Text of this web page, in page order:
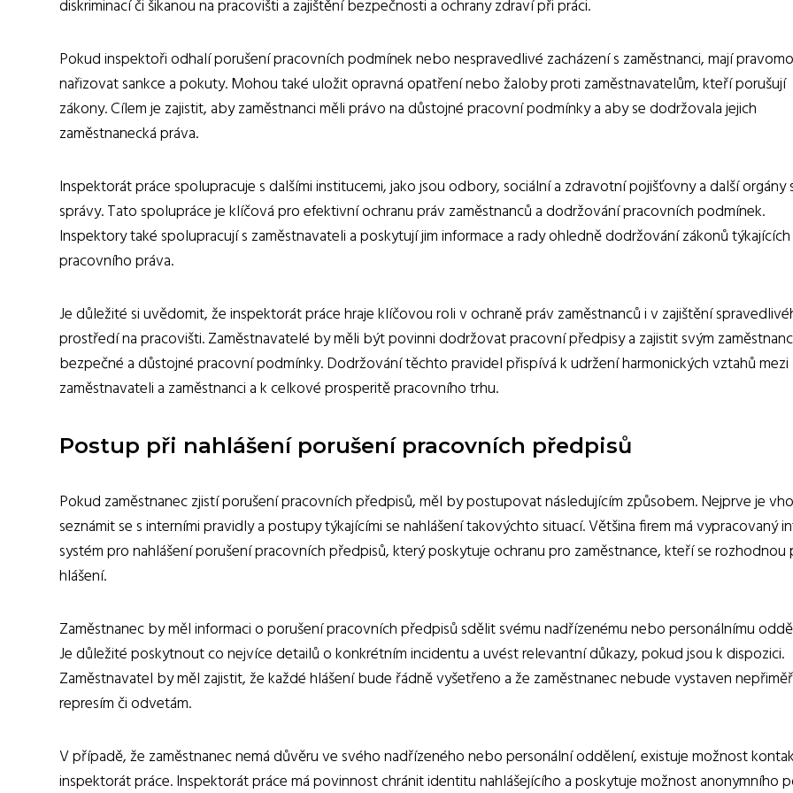
diskriminací či šikanou na pracovišti a zajištění bezpečnosti a ochrany zdraví při práci.
Pokud inspektoři odhalí porušení pracovních podmínek nebo nespravedlivé zacházení s zaměstnanci, mají
nařizovat sankce a pokuty. Mohou také uložit opravná opatření nebo žaloby proti zaměstnavatelům, kteří porušují
zákony. Cílem je zajistit, aby zaměstnanci měli právo na důstojné pracovní podmínky a aby se dodržovala jejich
zaměstnanecká práva.
Inspektorát práce spolupracuje s dalšími institucemi, jako jsou odbory, sociální a zdravotní pojišťovny a další orgány
správy. Tato spolupráce je klíčová pro efektivní ochranu práv zaměstnanců a dodržování pracovních podmínek.
Inspektory také spolupracují s zaměstnavateli a poskytují jim informace a rady ohledně dodržování zákonů týkajících
pracovního práva.
Je důležité si uvědomit, že inspektorát práce hraje klíčovou roli v ochraně práv zaměstnanců i v zajištění
prostředí na pracovišti. Zaměstnavatelé by měli být povinni dodržovat pracovní předpisy a zajistit svým
bezpečné a důstojné pracovní podmínky. Dodržování těchto pravidel přispívá k udržení harmonických vztahů mezi
zaměstnavateli a zaměstnanci a k celkové prosperitě pracovního trhu.
Postup při nahlášení porušení pracovních předpisů
Pokud zaměstnanec zjistí porušení pracovních předpisů, měl by postupovat následujícím způsobem. Nejprve je
seznámit se s interními pravidly a postupy týkajícími se nahlášení takovýchto situací. Většina firem má vypracovaný
systém pro nahlášení porušení pracovních předpisů, který poskytuje ochranu pro zaměstnance, kteří se
hlášení.
Zaměstnanec by měl informaci o porušení pracovních předpisů sdělit svému nadřízenému nebo personálnímu
Je důležité poskytnout co nejvíce detailů o konkrétním incidentu a uvést relevantní důkazy, pokud jsou k dispozici.
Zaměstnavatel by měl zajistit, že každé hlášení bude řádně vyšetřeno a že zaměstnanec nebude vystaven
represím či odvetám.
V případě, že zaměstnanec nemá důvěru ve svého nadřízeného nebo personální oddělení, existuje možnost
inspektorát práce. Inspektorát práce má povinnost chránit identitu nahlášejícího a poskytuje možnost anonymního